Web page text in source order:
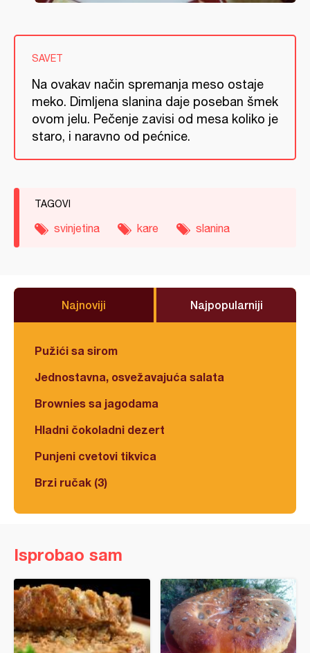
SAVET
Na ovakav način spremanja meso ostaje
meko. Dimljena slanina daje poseban šmek
ovom jelu. Pečenje zavisi od mesa koliko je
staro, i naravno od pećnice.
TAGOVI
svinjetina kare slanina
Najnoviji Najpopularniji
Pužići sa sirom
Jednostavna, osvežavajuća salata
Brownies sa jagodama
Hladni čokoladni dezert
Punjeni cvetovi tikvica
Brzi ručak (3)
Isprobao sam